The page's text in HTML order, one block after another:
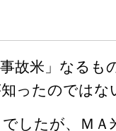
故米」なるも
ったのでは
したが、ＭＡ